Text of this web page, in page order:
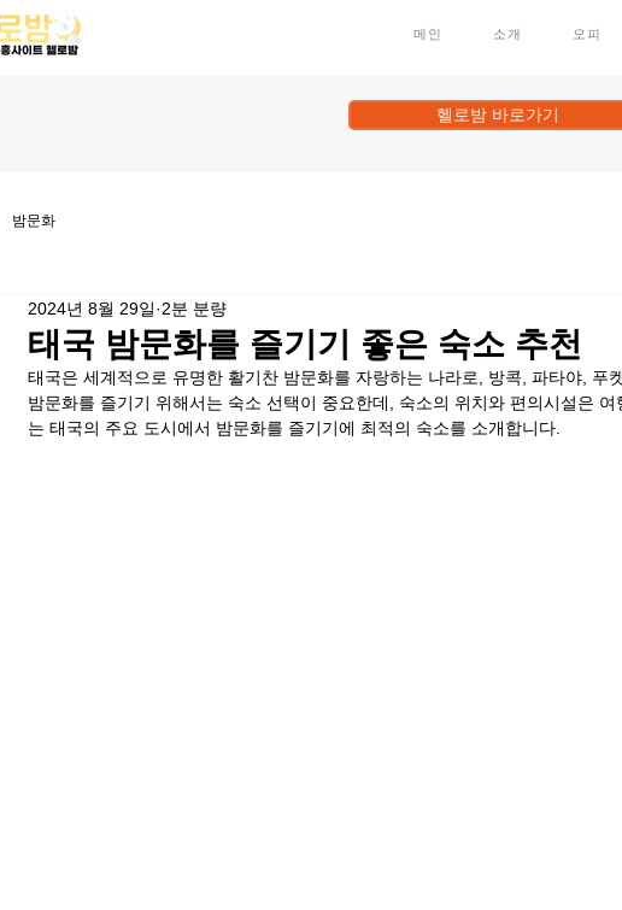
메인 소개 오피
헬로밤 바로가기
밤문화
태국 밤문화를 즐기기 좋은 숙소 추천
2024년 8월 29일 2분 분량
태국은 세계적으로 유명한 활기찬 밤문화를 자랑하는 나라로, 방콕, 파타야, 푸
밤문화를 즐기기 위해서는 숙소 선택이 중요한데, 숙소의 위치와 편의시설은
는 태국의 주요 도시에서 밤문화를 즐기기에 최적의 숙소를 소개합니다.